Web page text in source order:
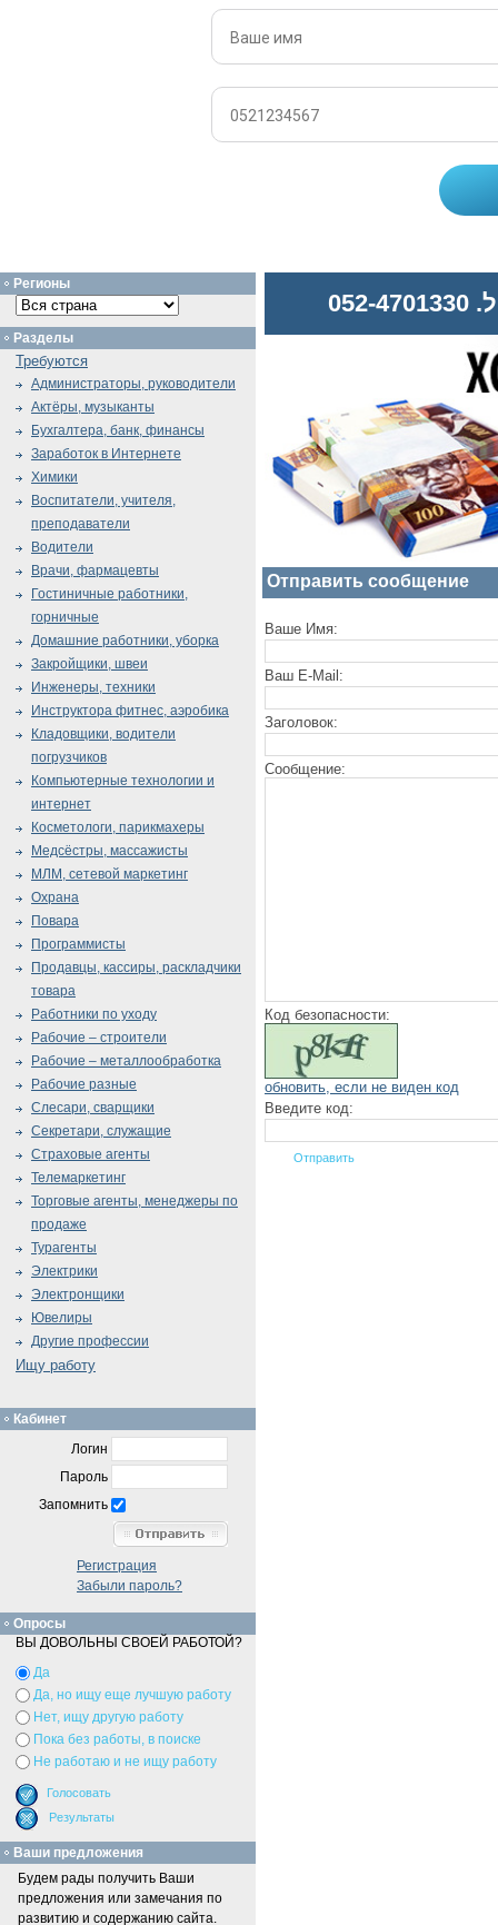
Отправить сообщение
Ваше Имя:
Ваш E-Mail:
Заголовок:
Сообщение:
Код безопасности:
обновить, если не виден код
Введите код:
Регионы
Разделы
Требуются
Администраторы, руководители
Актёры, музыканты
Бухгалтера, банк, финансы
Заработок в Интернете
Химики
Воспитатели, учителя,
преподаватели
Водители
Врачи, фармацевты
Гостиничные работники,
горничные
Домашние работники, уборка
Закройщики, швеи
Инженеры, техники
Инструктора фитнес, аэробика
Кладовщики, водители
погрузчиков
Компьютерные технологии и
интернет
Косметологи, парикмахеры
Медсёстры, массажисты
МЛМ, сетевой маркетинг
Охрана
Повара
Программисты
Продавцы, кассиры, раскладчики
товара
Работники по уходу
Рабочие – строители
Рабочие – металлообработка
Рабочие разные
Слесари, сварщики
Секретари, служащие
Страховые агенты
Телемаркетинг
Торговые агенты, менеджеры по
продаже
Турагенты
Электрики
Электронщики
Ювелиры
Другие профессии
Ищу работу
Кабинет
Логин
Пароль
Запомнить
Регистрация
Забыли пароль?
Опросы
ВЫ ДОВОЛЬНЫ СВОЕЙ РАБОТОЙ?
Да
Да, но ищу еще лучшую работу
Нет, ищу другую работу
Пока без работы, в поиске
Не работаю и не ищу работу
Ваши предложения
Будем рады получить Ваши
предложения или замечания по
развитию и содержанию сайта.